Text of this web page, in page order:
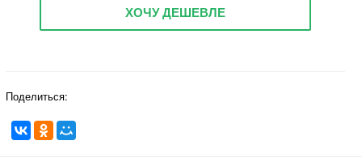
ХОЧУ ДЕШЕВЛЕ
Поделиться: